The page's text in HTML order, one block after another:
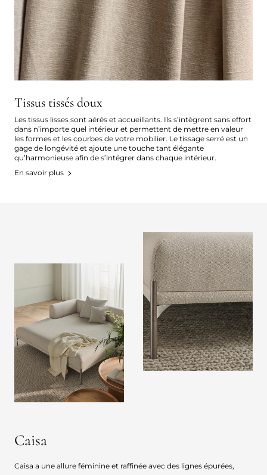
Tissus tissés doux
Les tissus lisses sont aérés et accueillants. Ils s’intègrent sans effort
dans n’importe quel intérieur et permettent de mettre en valeur
les formes et les courbes de votre mobilier. Le tissage serré est un
gage de longévité et ajoute une touche tant élégante
qu’harmonieuse afin de s’intégrer dans chaque intérieur.
En savoir plus
Caisa
Caisa a une allure féminine et raffinée avec des lignes épurées,